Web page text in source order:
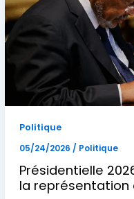
Politique
05/24/2026 / Politique
Présidentielle
la représentation